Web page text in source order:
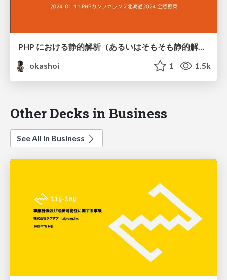
PHP における静的解析（あるいはそもそも静的解析とは） / #phpcondo_yasai static analysis for PHP
okashoi
1 1.5k
Other Decks in Business
See All in Business